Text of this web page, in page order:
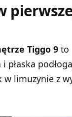
Tiggo 9 to
płaska
limuzynie z